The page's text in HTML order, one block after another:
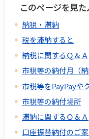
このページを見
納税・滞納
税を滞納すると
納税に関するＱ＆Ａ
市税等の納付月（納
市税等をPayPayや
市税等の納付場所
滞納に関するＱ＆Ａ
口座振替納付のご